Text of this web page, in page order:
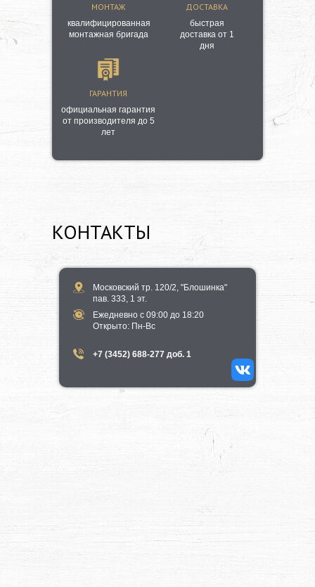
ГАРАНТИЯ
ДОСТАВКА
МОНТАЖ
официальная гарантия
от производителя до 5
лет
быстрая
доставка от 1
дня
квалифицированная
монтажная бригада
Московский тр. 120/2, "Блошинка"
пав. 333, 1 эт.
Ежедневно с 09:00 до 18:20
​Открыто​: Пн-Вс
+7 (3452) 688-277 доб. 1
КОНТАКТЫ